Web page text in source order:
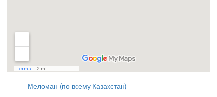
Меломан (по всему Казахстан)